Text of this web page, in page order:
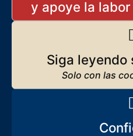
Siga leyendo